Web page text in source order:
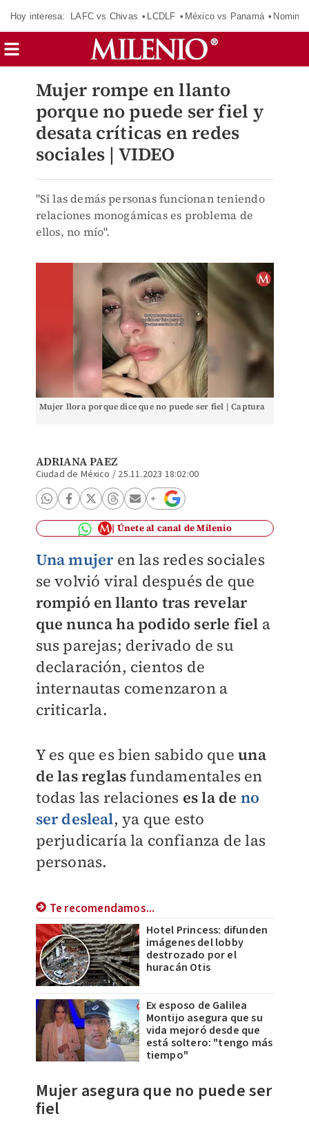
Hoy interesa: LAFC vs Chivas LCDLF México vs Panamá
Mujer rompe en llanto
porque no puede ser fiel y
desata críticas en redes
sociales | VIDEO
"Si las demás personas funcionan teniendo
relaciones monogámicas es problema de
ellos, no mío".
Mujer llora porque dice que no puede ser fiel | Captura
ADRIANA PAEZ
Ciudad de México / 25.11.2023 18:02:00
Únete al canal de Milenio
Una mujer en las redes sociales
se volvió viral después de que
rompió en llanto tras revelar
que nunca ha podido serle fiel a
sus parejas; derivado de su
declaración, cientos de
internautas comenzaron a
criticarla.
Y es que es bien sabido que una
de las reglasfundamentales en
todas las relaciones es la de no
ser desleal, ya que esto
perjudicaría la confianza de las
personas.
Te recomendamos...
Hotel Princess: difunden
imágenes del lobby
destrozado por el
huracán Otis
Ex esposo de Galilea
Montijo asegura que su
vida mejoró desde que
está soltero: "tengo más
tiempo"
Mujer asegura que no puede ser
fiel